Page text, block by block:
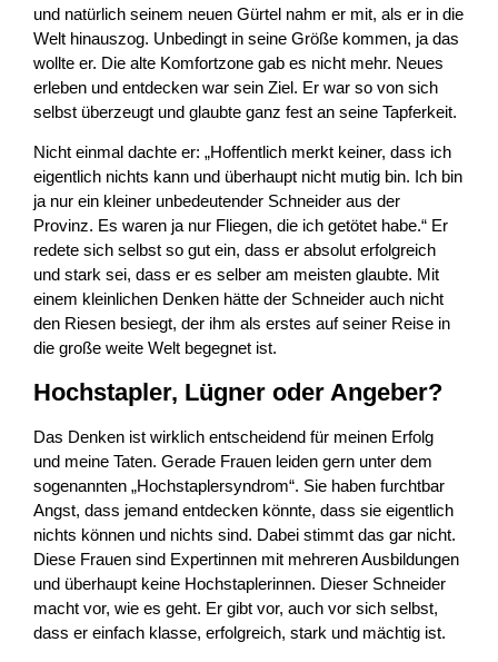
und natürlich seinem neuen Gürtel nahm er mit, als er in die
Welt hinauszog. Unbedingt in seine Größe kommen, ja das
wollte er. Die alte Komfortzone gab es nicht mehr. Neues
erleben und entdecken war sein Ziel. Er war so von sich
selbst überzeugt und glaubte ganz fest an seine Tapferkeit.
Nicht einmal dachte er: „Hoffentlich merkt keiner, dass ich
eigentlich nichts kann und überhaupt nicht mutig bin. Ich bin
ja nur ein kleiner unbedeutender Schneider aus der
Provinz. Es waren ja nur Fliegen, die ich getötet habe.“ Er
redete sich selbst so gut ein, dass er absolut erfolgreich
und stark sei, dass er es selber am meisten glaubte. Mit
einem kleinlichen Denken hätte der Schneider auch nicht
den Riesen besiegt, der ihm als erstes auf seiner Reise in
die große weite Welt begegnet ist.
Hochstapler, Lügner oder Angeber?
Das Denken ist wirklich entscheidend für meinen Erfolg
und meine Taten. Gerade Frauen leiden gern unter dem
sogenannten „Hochstaplersyndrom“. Sie haben furchtbar
Angst, dass jemand entdecken könnte, dass sie eigentlich
nichts können und nichts sind. Dabei stimmt das gar nicht.
Diese Frauen sind Expertinnen mit mehreren Ausbildungen
und überhaupt keine Hochstaplerinnen. Dieser Schneider
macht vor, wie es geht. Er gibt vor, auch vor sich selbst,
dass er einfach klasse, erfolgreich, stark und mächtig ist.